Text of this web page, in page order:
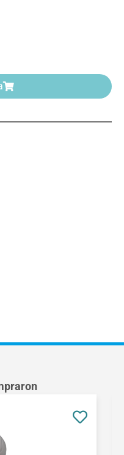
está disponible en este
la